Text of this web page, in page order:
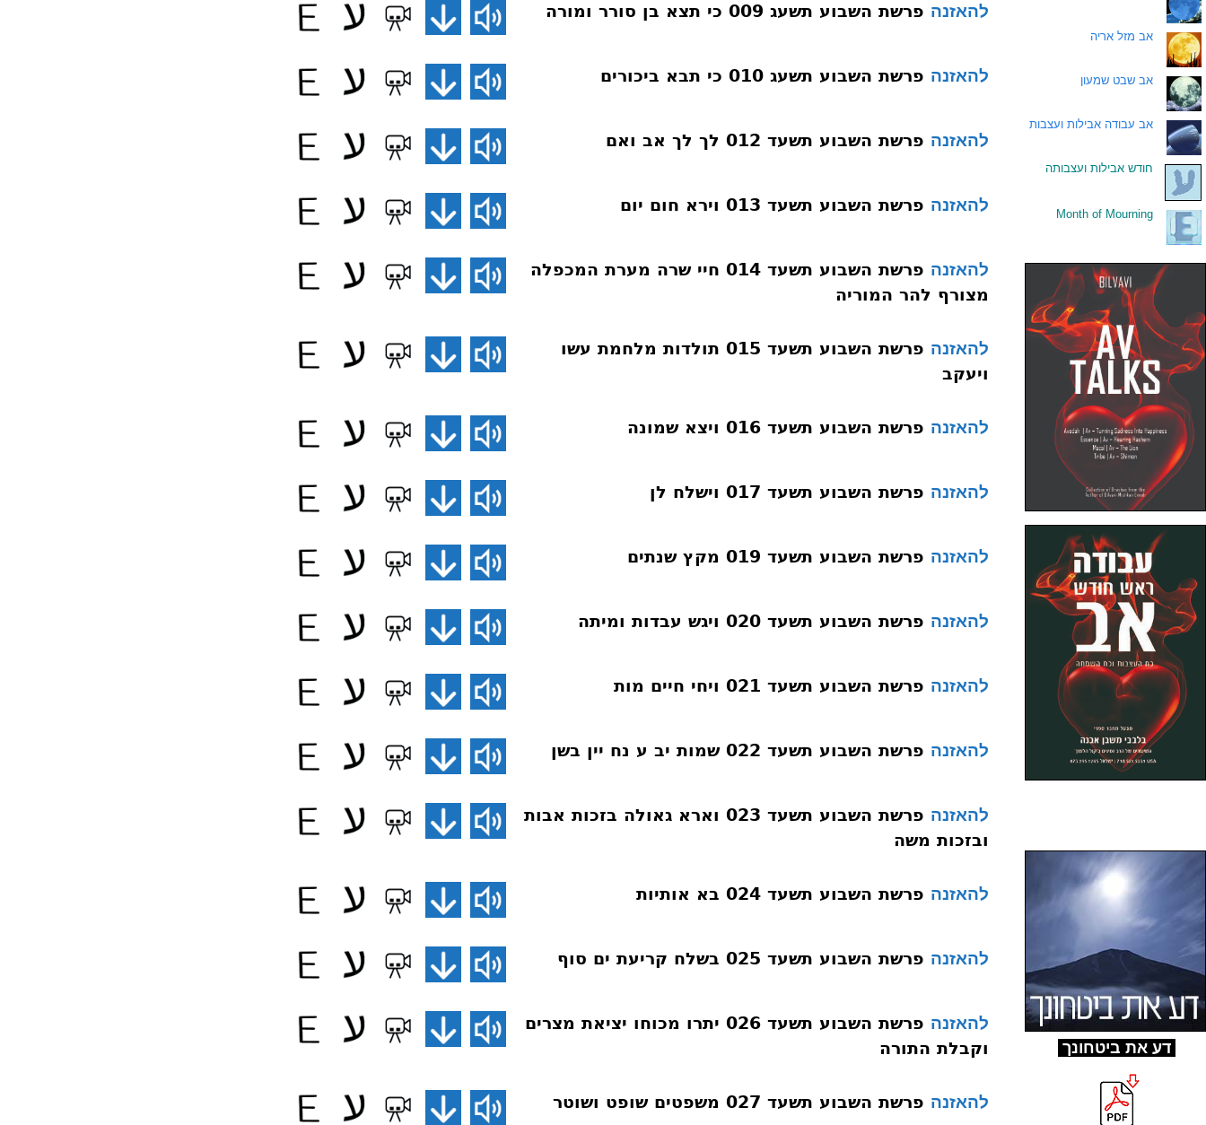
להאזנה פרשת השבוע תשעג 009 כי תצא בן סורר ומורה
להאזנה פרשת השבוע תשעג 010 כי תבא ביכורים
להאזנה פרשת השבוע תשעד 012 לך לך אב ואם
להאזנה פרשת השבוע תשעד 013 וירא חום יום
להאזנה
פרשת השבוע תשעד 014 חיי שרה מערת המכפלה
מצורף להר המוריה
להאזנה
פרשת השבוע תשעד 015 תולדות מלחמת עשו
ויעקב
להאזנה פרשת השבוע תשעד 016 ויצא שמונה
להאזנה פרשת השבוע תשעד 017 וישלח לן
להאזנה פרשת השבוע תשעד 019 מקץ שנתים
להאזנה פרשת השבוע תשעד 020 ויגש עבדות ומיתה
להאזנה פרשת השבוע תשעד 021 ויחי חיים מות
להאזנה פרשת השבוע תשעד 022 שמות יב ע נח יין בשן
להאזנה
פרשת השבוע תשעד 023 וארא גאולה בזכות אבות
ובזכות משה
להאזנה פרשת השבוע תשעד 024 בא אותיות
להאזנה פרשת השבוע תשעד 025 בשלח קריעת ים סוף
להאזנה
פרשת השבוע תשעד 026 יתרו מכוחו יציאת מצרים
וקבלת התורה
להאזנה פרשת השבוע תשעד 027 משפטים שופט ושוטר
אב מזל אריה
אב שבט שמעון
אב עבודה אבילות ועצבות
חודש אבילות ועצבותה
Month of Mourning
דע את ביטחונך